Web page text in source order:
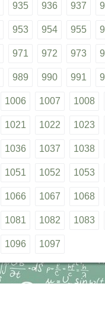
935 936 937
953 954 955
971 972 973
989 990 991
1006 1007 1008
1021 1022 1023
1036 1037 1038
1051 1052 1053
1066 1067 1068
1081 1082 1083
1096 1097